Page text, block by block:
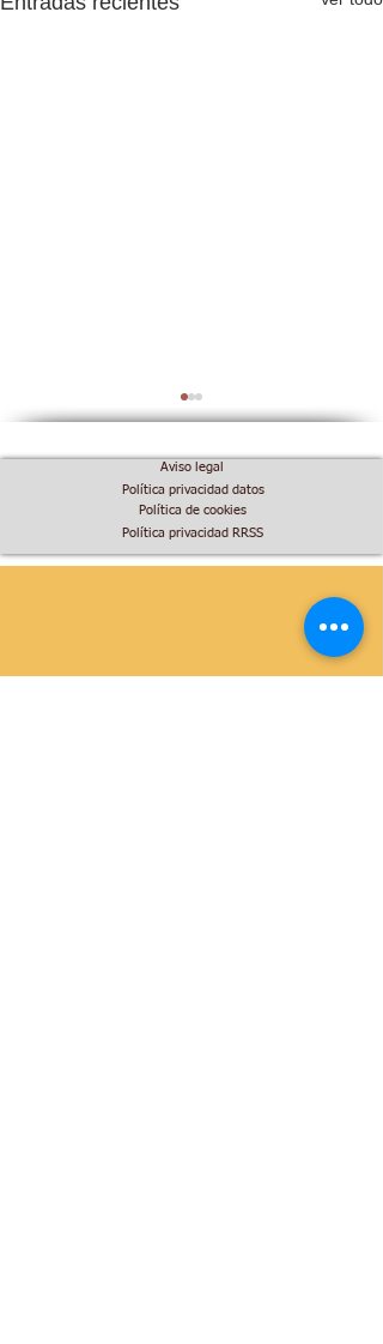
RURAL.
Aviso legal
Política privacidad datos
Política de cookies
Política privacidad RRSS